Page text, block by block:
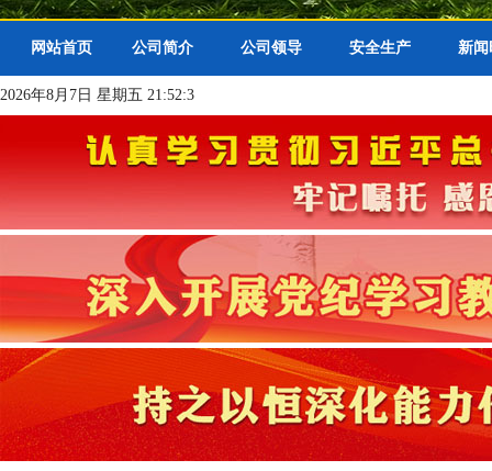
网站首页 公司简介 公司领导 安全生产 新
2026年8月7日 星期五 21:52:3